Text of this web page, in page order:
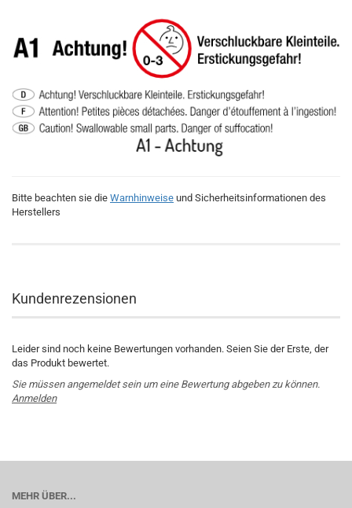
Bitte beachten sie die Warnhinweise und Sicherheitsinformationen des
Herstellers
Kundenrezensionen
Leider sind noch keine Bewertungen vorhanden. Seien Sie der Erste, der
das Produkt bewertet.
Sie müssen angemeldet sein um eine Bewertung abgeben zu können.
Anmelden
MEHR ÜBER...